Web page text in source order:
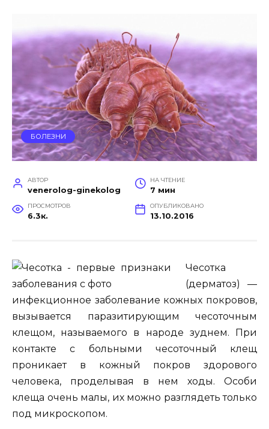
БОЛЕЗНИ
АВТОР
venerolog-ginekolog
НА ЧТЕНИЕ
7 мин
ПРОСМОТРОВ
6.3к.
ОПУБЛИКОВАНО
13.10.2016
Чесотка
(дерматоз) —
инфекционное заболевание кожных покровов,
вызывается паразитирующим чесоточным
клещом, называемого в народе зуднем. При
контакте с больными чесоточный клещ
проникает в кожный покров здорового
человека, проделывая в нем ходы. Особи
клеща очень малы, их можно разглядеть только
под микроскопом.